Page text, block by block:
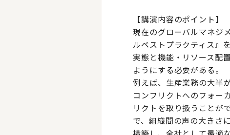
【講演内容のポイント】
現在のグローバルマネジ
ルベストプラクティス』
実態と機能・リソース配
ようにする必要がある。
例えば、生産業務の大半
コンフリクトへのフォー
リクトを取り扱うことが
で、組織間の声の大きさ